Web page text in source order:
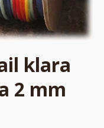
klara
2 mm